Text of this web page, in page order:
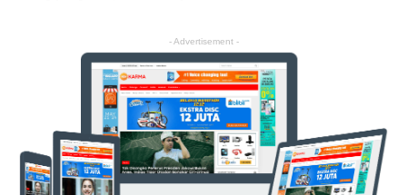
- Advertisement -